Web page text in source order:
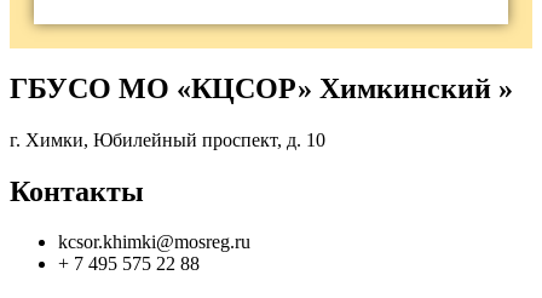
ГБУСО МО «КЦСОР» Химкинский »
г. Химки, Юбилейный проспект, д. 10
Контакты
kcsor.khimki@mosreg.ru
+ 7 495 575 22 88